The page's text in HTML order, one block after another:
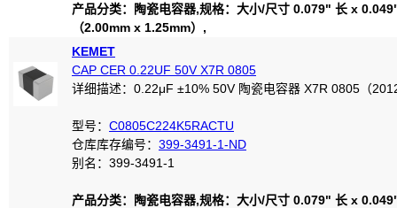
产品分类：陶瓷电容器,规格：大小/尺寸 0.079" 长 x
（2.00mm x 1.25mm）,
KEMET
CAP CER 0.22UF 50V X7R 0805
详细描述：0.22μF ±10% 50V 陶瓷电容器 X7R 0805（
型号： C0805C224K5RACTU
仓库库存编号： 399-3491-1-ND
别名：399-3491-1
产品分类：陶瓷电容器,规格：大小/尺寸 0.079" 长 x